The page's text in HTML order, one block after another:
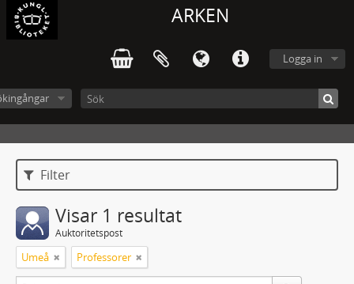
ARKEN
Logga in
Filter
Visar 1 resultat
Auktoritetspost
Umeå Professorer